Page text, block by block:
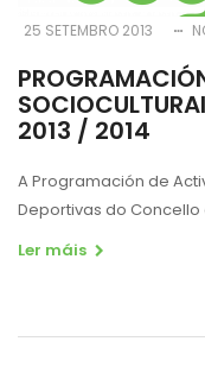
25 SETEMBRO 2013
2013 / 2014
A Programación de
Deportivas do Concello
Ler máis